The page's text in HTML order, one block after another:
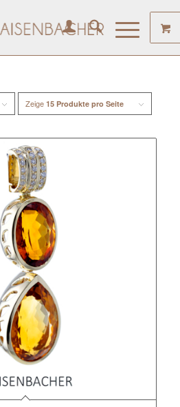
Zeige 15 Produkte pro Seite